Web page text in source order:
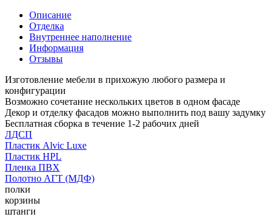
Описание
Отделка
Внутреннее наполнение
Информация
Отзывы
Изготовление мебели в прихожую любого размера и
конфигурации
Возможно сочетание нескольких цветов в одном фасаде
Декор и отделку фасадов можно выполнить под вашу задумку
Бесплатная сборка в течение 1-2 рабочих дней
ЛДСП
Пластик Alvic Luxe
Пластик HPL
Пленка ПВХ
Полотно АГТ (МДФ)
полки
корзины
штанги